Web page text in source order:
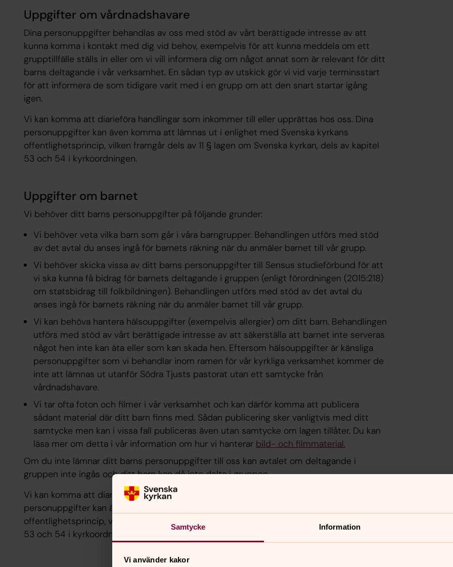
Samtycke Information
Vi använder kakor
Uppgifter om vårdnadshavare
Dina personuppgifter behandlas av oss med stöd av vårt berättigade intresse av att
kunna komma i kontakt med dig vid behov, exempelvis för att kunna meddela om ett
grupptillfälle ställs in eller om vi vill informera dig om något annat som är relevant för ditt
barns deltagande i vår verksamhet. En sådan typ av utskick gör vi vid varje terminsstart
för att informera de som tidigare varit med i en grupp om att den snart startar igång
igen.
Vi kan komma att diarieföra handlingar som inkommer till eller upprättas hos oss. Dina
personuppgifter kan även komma att lämnas ut i enlighet med Svenska kyrkans
offentlighetsprincip, vilken framgår dels av 11 § lagen om Svenska kyrkan, dels av kapitel
53 och 54 i kyrkoordningen.
Uppgifter om barnet
Vi behöver ditt barns personuppgifter på följande grunder:
Vi behöver veta vilka barn som går i våra barngrupper. Behandlingen utförs med stöd
av det avtal du anses ingå för barnets räkning när du anmäler barnet till vår grupp.
Vi behöver skicka vissa av ditt barns personuppgifter till Sensus studieförbund för att
vi ska kunna få bidrag för barnets deltagande i gruppen (enligt förordningen (2015:218)
om statsbidrag till folkbildningen). Behandlingen utförs med stöd av det avtal du
anses ingå för barnets räkning när du anmäler barnet till vår grupp.
Vi kan behöva hantera hälsouppgifter (exempelvis allergier) om ditt barn. Behandlingen
utförs med stöd av vårt berättigade intresse av att säkerställa att barnet inte serveras
något hen inte kan äta eller som kan skada hen. Eftersom hälsouppgifter är känsliga
personuppgifter som vi behandlar inom ramen för vår kyrkliga verksamhet kommer de
inte att lämnas ut utanför Södra Tjusts pastorat utan ett samtycke från
vårdnadshavare.
Vi tar ofta foton och filmer i vår verksamhet och kan därför komma att publicera
sådant material där ditt barn finns med. Sådan publicering sker vanligtvis med ditt
samtycke men kan i vissa fall publiceras även utan samtycke om lagen tillåter. Du kan
läsa mer om detta i vår information om hur vi hanterar bild- och filmmaterial.
Om du inte lämnar ditt barns personuppgifter till oss kan avtalet om deltagande i
gruppen inte ingås och ditt barn kan då inte delta i gruppen.
Vi kan komma att diarieföra handlingar som inkommer till eller upprättas hos oss. Barnets
personuppgifter kan även komma att lämnas ut i enlighet med Svenska kyrkans
offentlighetsprincip, vilken framgår dels av 11 § lagen om Svenska kyrkan, dels av kapitel
53 och 54 i kyrkoordningen.